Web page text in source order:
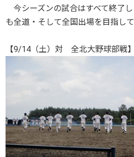
今シーズンの試合はすべて終了
も全道・そして全国出場を目指して
【9/14（土）対 全北大野球部戦】